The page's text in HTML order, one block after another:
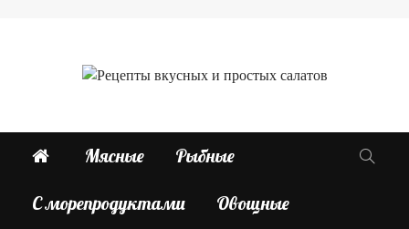
Мясные Рыбные
С морепродуктами Овощные